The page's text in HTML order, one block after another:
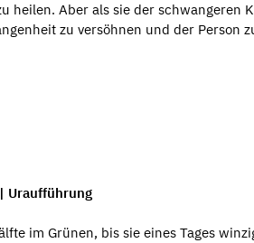
heilen. Aber als sie der schwangeren
zu versöhnen und der Person
Uraufführung
im Grünen, bis sie eines Tages